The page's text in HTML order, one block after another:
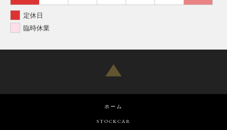
定休日
臨時休業
ホーム
STOCKCAR